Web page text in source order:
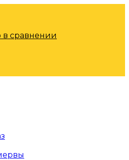
в сравнении